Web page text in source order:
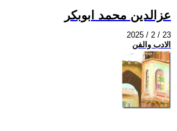
عزالدين محمد ابوبكر
2025 / 2 / 23
الادب والفن